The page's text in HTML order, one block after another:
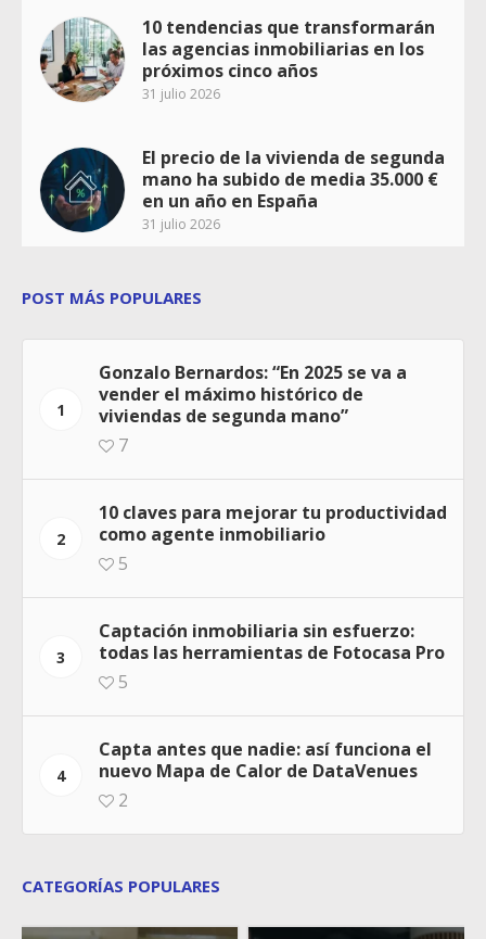
10 tendencias que transformarán
las agencias inmobiliarias en los
próximos cinco años
31 julio 2026
El precio de la vivienda de segunda
mano ha subido de media 35.000 €
en un año en España
31 julio 2026
POST MÁS POPULARES
1
Gonzalo Bernardos: “En 2025 se va a
vender el máximo histórico de
viviendas de segunda mano”
7
2
10 claves para mejorar tu productividad
como agente inmobiliario
5
3
Captación inmobiliaria sin esfuerzo:
todas las herramientas de Fotocasa Pro
5
4
Capta antes que nadie: así funciona el
nuevo Mapa de Calor de DataVenues
2
CATEGORÍAS POPULARES